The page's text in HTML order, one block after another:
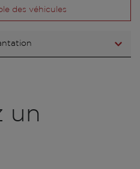
des véhicules
un